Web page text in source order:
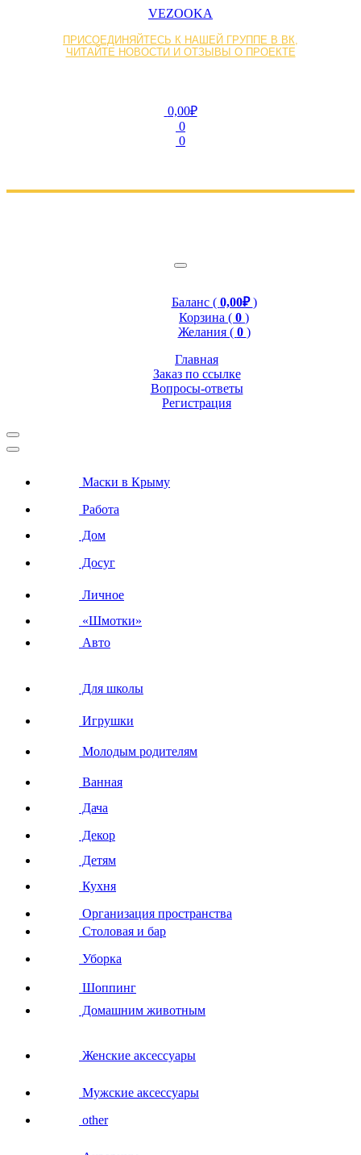
VEZOOKA
ПРИСОЕДИНЯЙТЕСЬ К НАШЕЙ ГРУППЕ В ВК,
ЧИТАЙТЕ НОВОСТИ И ОТЗЫВЫ О ПРОЕКТЕ
0,00₽
0
0
Баланс ( 0,00₽)
Корзина ( 0 )
Желания ( 0 )
Главная
Заказ по ссылке
Вопросы-ответы
Регистрация
Маски в Крыму
Работа
Дом
Досуг
Личное
«Шмотки»
Авто
Для школы
Игрушки
Молодым родителям
Ванная
Дача
Декор
Детям
Кухня
Организация пространства
Столовая и бар
Уборка
Шоппинг
Домашним животным
Женские аксессуары
Мужские аксессуары
other